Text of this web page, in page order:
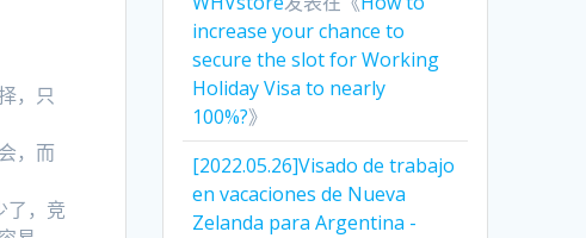
，只
，而
了，竞
increase your chance to
secure the slot for Working
Holiday Visa to nearly
100%?》
[2022.05.26]Visado de trabajo
en vacaciones de Nueva
Zelanda para Argentina -